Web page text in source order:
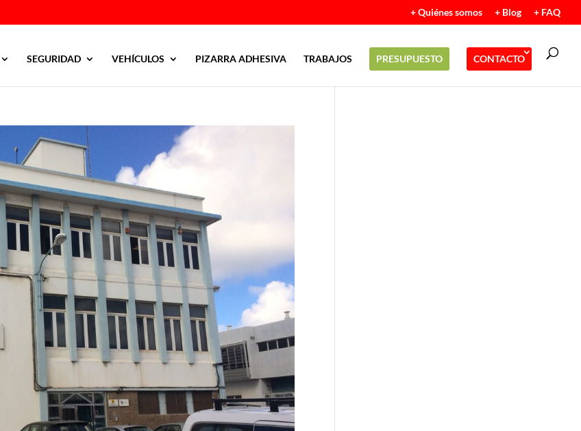
+ Quiénes somos + Blog + FAQ
SEGURIDAD VEHÍCULOS PIZARRA ADHESIVA TRABAJOS PRESUPUESTO CONTACTO